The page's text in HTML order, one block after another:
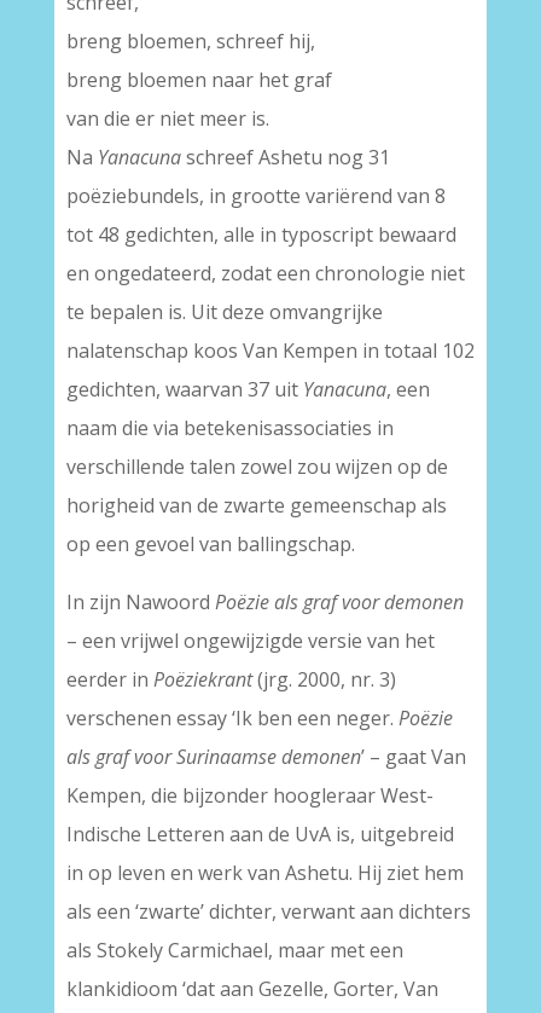
breng bloemen, schreef hij,
breng bloemen naar het graf
van die er niet meer is.
Na Yanacunaschreef Ashetu nog 31
poëziebundels, in grootte variërend van 8
tot 48 gedichten, alle in typoscript bewaard
en ongedateerd, zodat een chronologie niet
te bepalen is. Uit deze omvangrijke
nalatenschap koos Van Kempen in totaal 102
gedichten, waarvan 37 uit Yanacuna, een
naam die via betekenisassociaties in
verschillende talen zowel zou wijzen op de
horigheid van de zwarte gemeenschap als
op een gevoel van ballingschap.
In zijn Nawoord Poëzie als graf voor demonen
– een vrijwel ongewijzigde versie van het
eerder in Poëziekrant(jrg. 2000, nr. 3)
verschenen essay ‘Ik ben een neger. Poëzie
als graf voor Surinaamse demonen’ – gaat Van
Kempen, die bijzonder hoogleraar West-
Indische Letteren aan de UvA is, uitgebreid
in op leven en werk van Ashetu. Hij ziet hem
als een ‘zwarte’ dichter, verwant aan dichters
als Stokely Carmichael, maar met een
klankidioom ‘dat aan Gezelle, Gorter, Van